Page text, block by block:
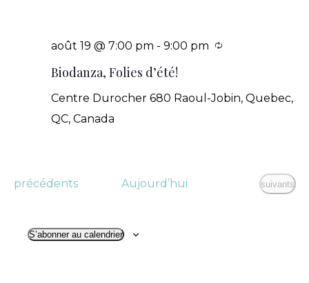
août 19 @ 7:00 pm - 9:00 pm
Se
Biodanza, Folies d’été!
Centre Durocher 680 Raoul-Jobin, Quebec,
QC, Canada
Évènements
précédents Aujourd’hui suivants
S’abonner au calendrier